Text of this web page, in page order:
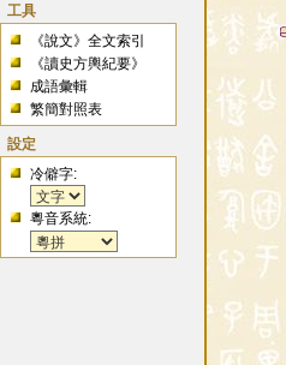
工具
《說文》全文索引
《讀史方輿紀要》
成語彙輯
繁簡對照表
設定
冷僻字:
粵音系統: